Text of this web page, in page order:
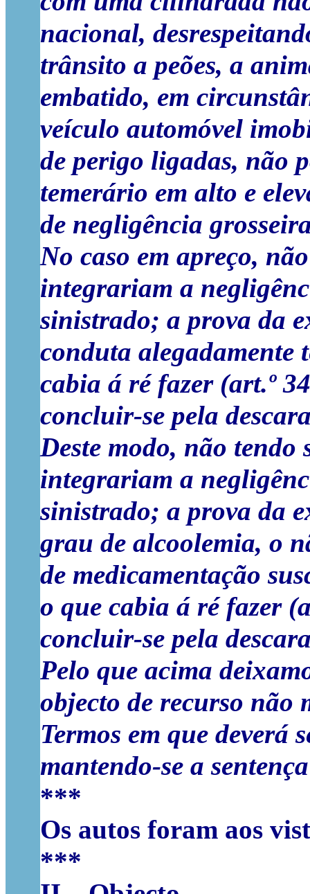
nacional,
trânsito a peões, a
embatido, em
veículo automóvel
de perigo ligadas, não
temerário em alto e
de negligência
No caso em apreço,
integrariam a
sinistrado; a prova da
conduta alegadamente
cabia á ré fazer (art.º
concluir-se pela
Deste modo, não
integrariam a
sinistrado; a prova da
grau de alcoolemia, o
de medicamentação
o que cabia á ré fazer
concluir-se pela
Pelo que acima
objecto de recurso não
Termos em que deverá
mantendo-se a
***
Os autos foram aos
***